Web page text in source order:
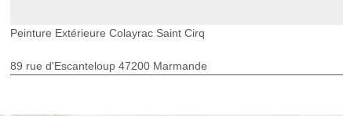
Peinture Extérieure Colayrac Saint Cirq
89 rue d'Escanteloup 47200 Marmande